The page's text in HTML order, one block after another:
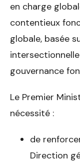
en charge
contentieux
globale, basée
gouvernance
Le Premier
nécessité :
de
Direction